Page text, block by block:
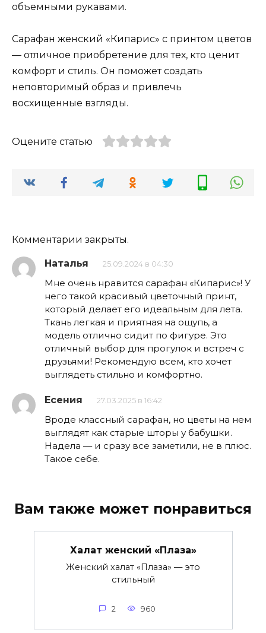
объемными рукавами.
Сарафан женский «Кипарис» с принтом цветов
— отличное приобретение для тех, кто ценит
комфорт и стиль. Он поможет создать
неповторимый образ и привлечь
восхищенные взгляды.
Оцените статью
Комментарии закрыты.
Наталья 25.09.2024 в 04:30
Мне очень нравится сарафан «Кипарис»! У
него такой красивый цветочный принт,
который делает его идеальным для лета.
Ткань легкая и приятная на ощупь, а
модель отлично сидит по фигуре. Это
отличный выбор для прогулок и встреч с
друзьями! Рекомендую всем, кто хочет
выглядеть стильно и комфортно.
Есения 27.03.2025 в 16:42
Вроде классный сарафан, но цветы на нем
выглядят как старые шторы у бабушки.
Надела — и сразу все заметили, не в плюс.
Такое себе.
Вам также может понравиться
Халат женский «Плаза»
Женский халат «Плаза» — это
стильный
2 960